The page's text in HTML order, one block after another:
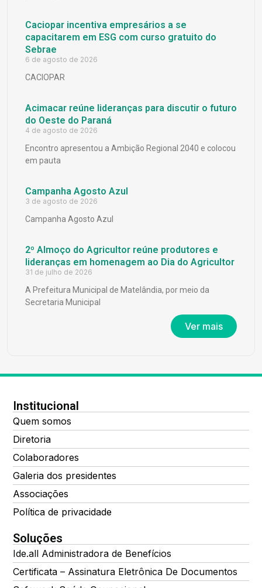
Caciopar incentiva empresários a se
capacitarem em ESG com curso gratuito do
Sebrae
6 de agosto de 2026
CACIOPAR
Acimacar reúne lideranças para discutir o futuro
do Oeste do Paraná
4 de agosto de 2026
Encontro apresentou a Ambição Regional 2040 e colocou
em pauta
Campanha Agosto Azul
3 de agosto de 2026
Campanha Agosto Azul
2º Almoço do Agricultor reúne produtores e
lideranças em homenagem ao Dia do Agricultor
31 de julho de 2026
A Prefeitura Municipal de Matelândia, por meio da
Secretaria Municipal
Ver mais
Institucional
Quem somos
Diretoria
Colaboradores
Galeria dos presidentes
Associações
Política de privacidade
Soluções
Ide.all Administradora de Benefícios
Certificata – Assinatura Eletrônica De Documentos